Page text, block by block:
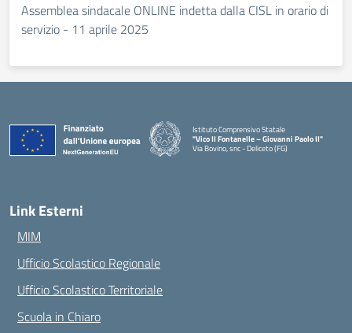
Assemblea sindacale ONLINE indetta dalla CISL in orario di
servizio - 11 aprile 2025
Istituto Comprensivo Statale
"Vico II Fontanelle – Giovanni Paolo II"
Via Bovino, snc - Deliceto (FG)
Link Esterni
MIM
Ufficio Scolastico Regionale
Ufficio Scolastico Territoriale
Scuola in Chiaro